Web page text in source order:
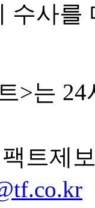
수사를
>는
트제